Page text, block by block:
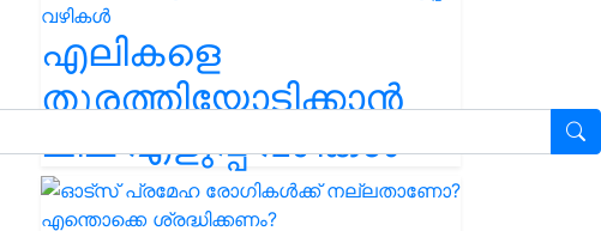
എലികളെ
തുരത്തിയോടിക്കാൻ
ചില എളുപ്പ വഴികൾ